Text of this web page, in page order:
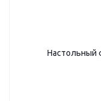
Настольный